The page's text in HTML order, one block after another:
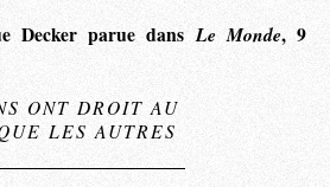
Decker parue dansLe Monde, 9
ONT DROIT AU
LES AUTRES